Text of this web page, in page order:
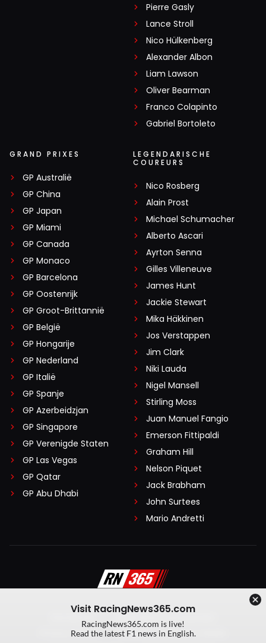
Pierre Gasly
Lance Stroll
Nico Hülkenberg
Alexander Albon
Liam Lawson
Oliver Bearman
Franco Colapinto
Gabriel Bortoleto
GRAND PRIXES
GP Australië
GP China
GP Japan
GP Miami
GP Canada
GP Monaco
GP Barcelona
GP Oostenrijk
GP Groot-Brittannië
GP België
GP Hongarije
GP Nederland
GP Italië
GP Spanje
GP Azerbeidzjan
GP Singapore
GP Verenigde Staten
GP Las Vegas
GP Qatar
GP Abu Dhabi
LEGENDARISCHE
COUREURS
Nico Rosberg
Alain Prost
Michael Schumacher
Alberto Ascari
Ayrton Senna
Gilles Villeneuve
James Hunt
Jackie Stewart
Mika Häkkinen
Jos Verstappen
Jim Clark
Niki Lauda
Nigel Mansell
Stirling Moss
Juan Manuel Fangio
Emerson Fittipaldi
Graham Hill
Nelson Piquet
Jack Brabham
John Surtees
Mario Andretti
Algemene voorwaarden
Privacy Policy
Created by On Your Marks
Visit RacingNews365.com
RacingNews365.com is live!
Read the latest F1 news in English.